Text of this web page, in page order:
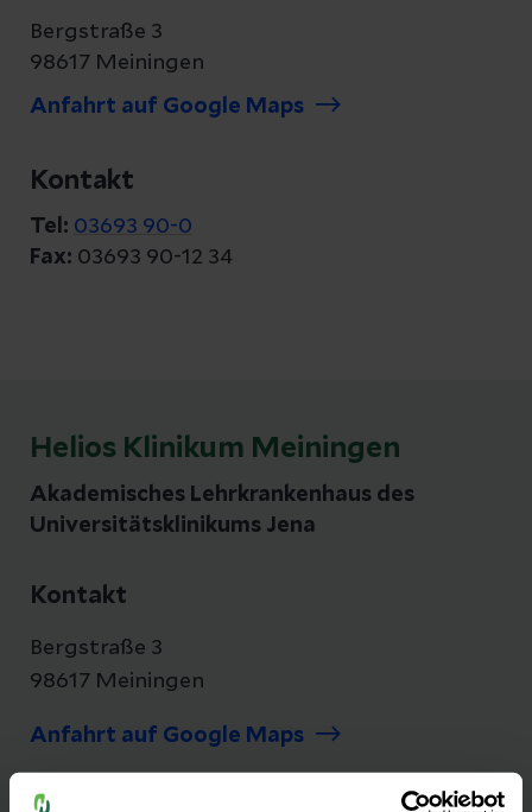
Bergstraße 3
98617 Meiningen
Anfahrt auf Google Maps
Kontakt
Tel: 03693 90-0
Fax: 03693 90-12 34
Helios Klinikum Meiningen
Akademisches Lehrkrankenhaus des
Universitätsklinikums Jena
Kontakt
Bergstraße 3
98617 Meiningen
Anfahrt auf Google Maps
Tel: